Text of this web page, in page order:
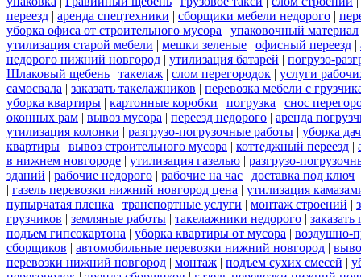
переезд | аренда спецтехники | сборщики мебели недорого |
уборка офиса от строительного мусора | упаковочный материал
утилизация старой мебели | мешки зеленые | офисный переезд |
недорого нижний новгород | утилизация батарей | погрузо-
Шлаковый щебень | такелаж | слом перегородок | услуги
самосвала | заказать такелажников | перевозка мебели с
уборка квартиры | картонные коробки | погрузка | снос
оконных рам | вывоз мусора | переезд недорого | аренда
утилизация колонки | разгрузо-погрузочные работы | уборка
квартиры | вывоз строительного мусора | коттеджный переезд |
в нижнем новгороде | утилизация газелью | разгрузо-
зданий | рабочие недорого | рабочие на час | доставка под ключ
| газель перевозки нижний новгород цена | утилизация
пупырчатая пленка | транспортные услуги | монтаж строений |
грузчиков | земляные работы | такелажники недорого |
подъем гипсокартона | уборка квартиры от мусора | воздушно-
сборщиков | автомобильные перевозки нижний новгород |
перевозки нижний новгород | монтаж | подъем сухих смесей |